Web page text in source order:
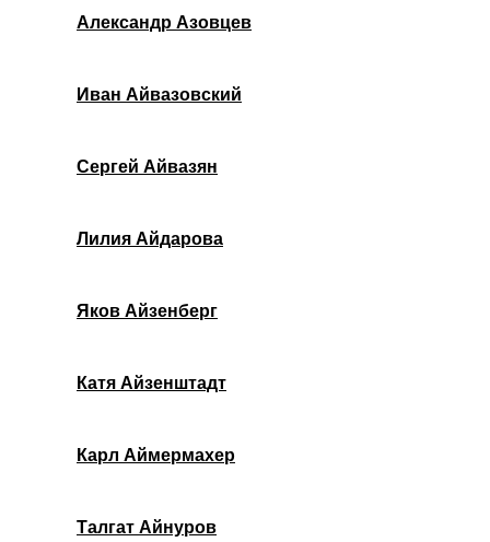
Александр Азовцев
Иван Айвазовский
Сергей Айвазян
Лилия Айдарова
Яков Айзенберг
Катя Айзенштадт
Карл Аймермахер
Талгат Айнуров